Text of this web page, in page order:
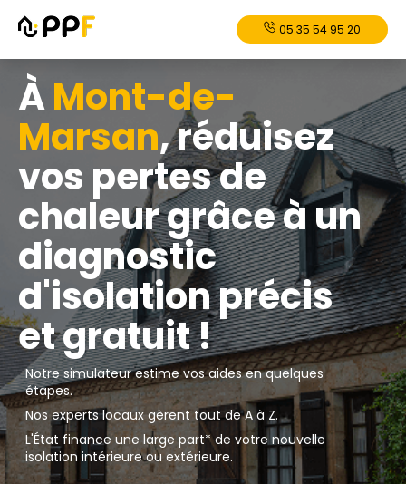
05 35 54 95 20
ÀMont-de-
Marsan, réduisez
vos pertes de
chaleur grâce à un
diagnostic
d'isolation précis
et gratuit !
Notre simulateur estime vos aides en quelques
étapes.
Nos experts locaux gèrent tout de A à Z.
L'État finance une large part* de votre nouvelle
isolation intérieure ou extérieure.